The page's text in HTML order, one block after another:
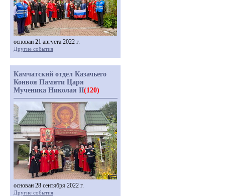
основан 21 августа 2022 г.
Другие события
Камчатский отдел Казачьего
Конвоя Памяти Царя
Мученика Николая II(120)
основан 28 сентября 2022 г.
Другие события